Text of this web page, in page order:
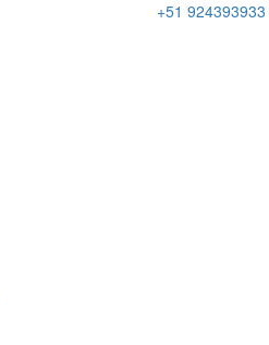
+51 924393933